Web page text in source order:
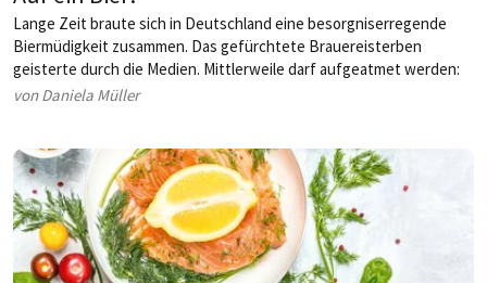
Lange Zeit braute sich in Deutschland eine besorgniserregende
Biermüdigkeit zusammen. Das gefürchtete Brauereisterben
geisterte durch die Medien. Mittlerweile darf aufgeatmet werden:
Deutschland bleibt ein Bierland, denn unser Bier und seine Brauer
von Daniela Müller